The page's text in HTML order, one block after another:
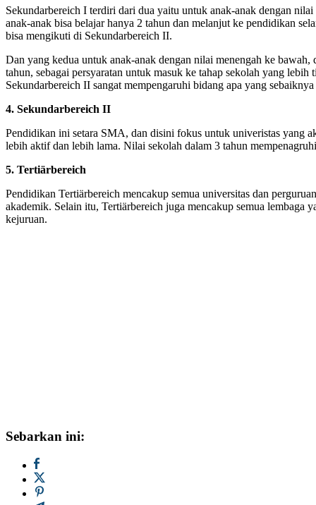
Sekundarbereich I terdiri dari dua yaitu untuk anak-anak dengan
anak-anak bisa belajar hanya 2 tahun dan melanjut ke pendidikan
bisa mengikuti di Sekundarbereich II.
Dan yang kedua untuk anak-anak dengan nilai menengah ke bawah,
tahun, sebagai persyaratan untuk masuk ke tahap sekolah yang
Sekundarbereich II sangat mempengaruhi bidang apa yang
4. Sekundarbereich II
Pendidikan ini setara SMA, dan disini fokus untuk univeristas yang
lebih aktif dan lebih lama. Nilai sekolah dalam 3 tahun
5. Tertiärbereich
Pendidikan Tertiärbereich mencakup semua universitas dan
akademik. Selain itu, Tertiärbereich juga mencakup semua lembaga
kejuruan.
Sebarkan ini: